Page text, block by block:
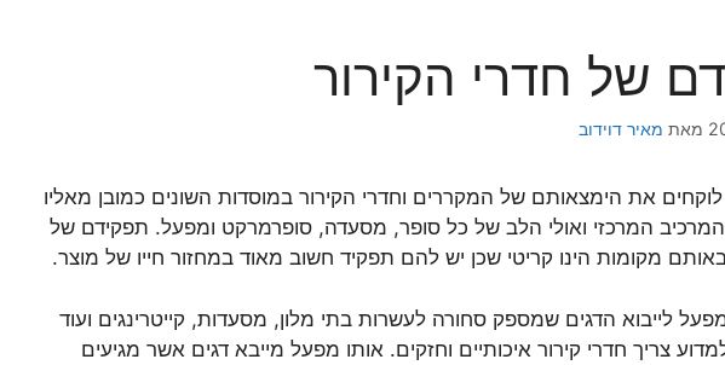
של חדרי הקירור
מאת מאיר דוידוב
לוקחים את הימצאותם של המקררים וחדרי הקירור במוסדות השונים כמובן מאליו
המרכזי ואולי הלב של כל סופר, מסעדה, סופרמרקט ומפעל. תפקידם של
מקומות הינו קריטי שכן יש להם תפקיד חשוב מאוד במחזור חייו של מוצר.
לייבוא הדגים שמספק סחורה לעשרות בתי מלון, מסעדות, קייטרינגים ועוד
צריך חדרי קירור איכותיים וחזקים. אותו מפעל מייבא דגים אשר מגיעים